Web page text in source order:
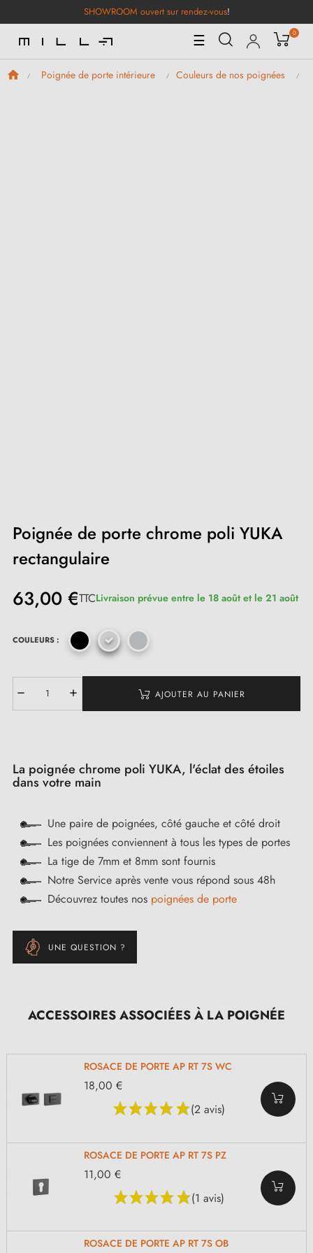
SHOWROOM ouvert sur rendez-vous!
Basculer
la
navigation
☰ 0
Poignée de porte intérieure Couleurs de nos poignées
Poignée de porte chrome poli YUKA
rectangulaire
63,00 €TTCLivraison prévue entre le 18 août et le 21 août
COULEURS :
AJOUTER AU PANIER
La poignée chrome poli YUKA, l'éclat des étoiles
dans votre main
Une paire de poignées, côté gauche et côté droit
Les poignées conviennent à tous les types de portes
La tige de 7mm et 8mm sont fournis
Notre Service après vente vous répond sous 48h
Découvrez toutes nos poignées de porte
UNE QUESTION ?
ACCESSOIRES ASSOCIÉES À LA POIGNÉE
ROSACE DE PORTE AP RT 7S WC
(2 avis)
18,00 €
ROSACE DE PORTE AP RT 7S PZ
(1 avis)
11,00 €
ROSACE DE PORTE AP RT 7S OB